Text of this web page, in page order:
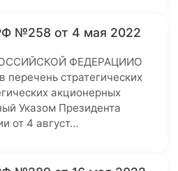
№258 от 4 мая 2022
ФЕДЕРАЦИИО
перечень стратегических
акционерных
Указом Президента
от 4 август…